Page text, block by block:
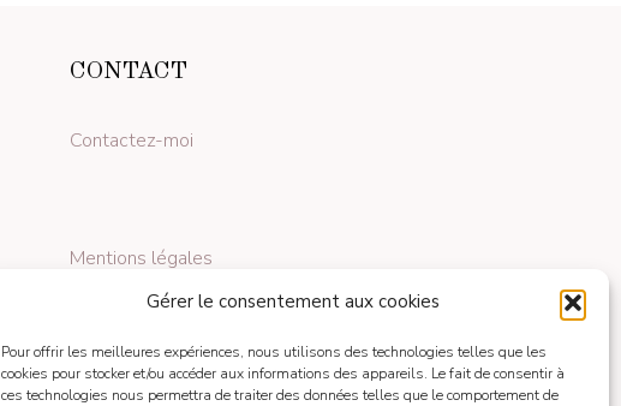
Gérer le consentement aux cookies
Pour offrir les meilleures expériences, nous utilisons des technologies telles que les
cookies pour stocker et/ou accéder aux informations des appareils. Le fait de consentir à
ces technologies nous permettra de traiter des données telles que le comportement de
CONTACT
Contactez-moi
Mentions légales